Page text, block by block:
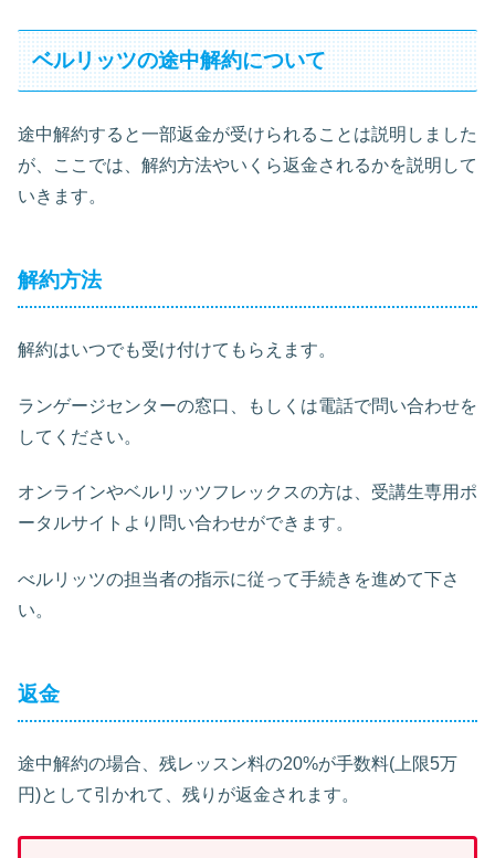
ベルリッツの途中解約について
途中解約すると一部返金が受けられることは説明しました
が、ここでは、解約方法やいくら返金されるかを説明して
いきます。
解約方法
解約はいつでも受け付けてもらえます。
ランゲージセンターの窓口、もしくは電話で問い合わせを
してください。
オンラインやベルリッツフレックスの方は、受講生専用ポ
ータルサイトより問い合わせができます。
べルリッツの担当者の指示に従って手続きを進めて下さ
い。
返金
途中解約の場合、残レッスン料の20%が手数料(上限5万
円)として引かれて、残りが返金されます。